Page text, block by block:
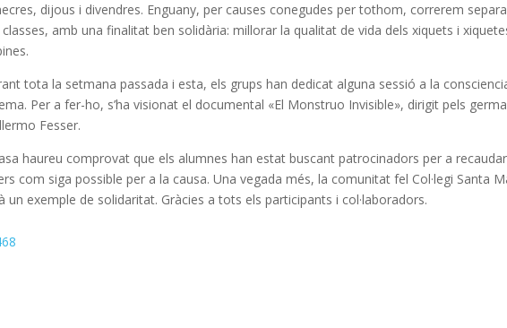
dijous i divendres. Enguany, per causes conegudes per tothom, correrem
amb una finalitat ben solidària: millorar la qualitat de vida dels xiquets i
tota la setmana passada i esta, els grups han dedicat alguna sessió a la
Per a fer-ho, s’ha visionat el documental «El Monstruo Invisible», dirigit pels
Fesser.
haureu comprovat que els alumnes han estat buscant patrocinadors per a
com siga possible per a la causa. Una vegada més, la comunitat fel Col·legi Santa
un exemple de solidaritat. Gràcies a tots els participants i col·laboradors.